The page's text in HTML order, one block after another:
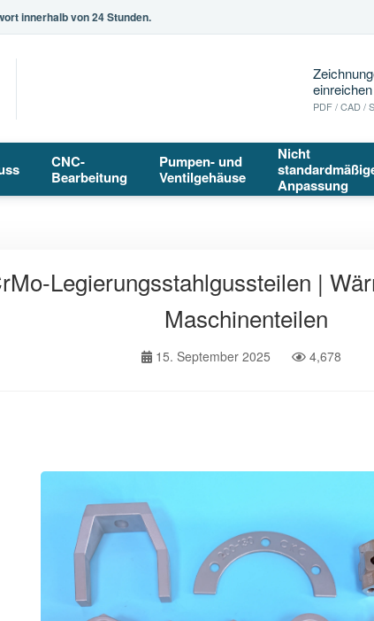
innerhalb von 24 Stunden.
einreichen
PDF / CAD /
CNC-
Bearbeitung
Pumpen- und
Ventilgehäuse
Nicht
Anpassung
Legierungsstahlgussteilen |
Maschinenteilen
15. September 2025 4,678